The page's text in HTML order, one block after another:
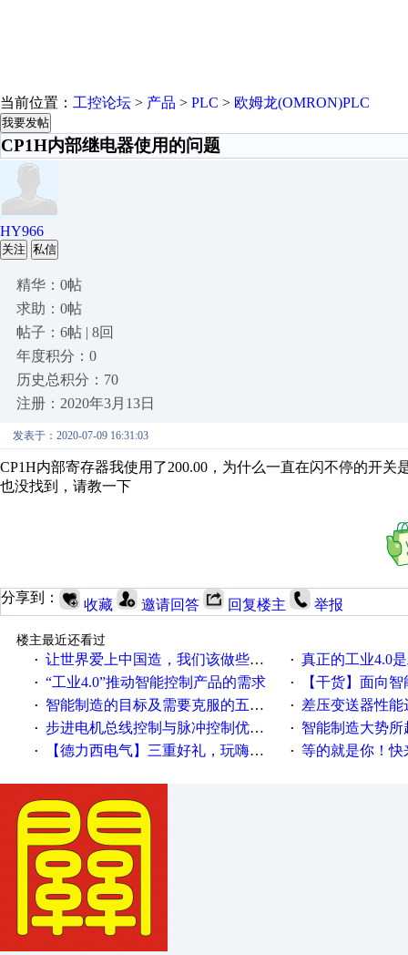
当前位置： 工控论坛 > 产品 > PLC > 欧姆龙(OMRON)PLC
我要发帖
CP1H内部继电器使用的问题
HY966
关注 私信
精华：0帖
求助：0帖
帖子：6帖 | 8回
年度积分：0
历史总积分：70
注册：2020年3月13日
发表于：2020-07-09 16:31:03
CP1H内部寄存器我使用了200.00，为什么一直在闪不停的开
也没找到，请教一下
分享到： 收藏 邀请回答 回复楼主 举报
楼主最近还看过
· 让世界爱上中国造，我们该做些什么 · 真正的工业4.0
· “工业4.0”推动智能控制产品的需求 · 【干货】面向
· 智能制造的目标及需要克服的五个障碍 · 差压变送器性能达
· 步进电机总线控制与脉冲控制优缺点 · 智能制造大势所趋
· 【德力西电气】三重好礼，玩嗨夏日！ · 等的就是你！快来